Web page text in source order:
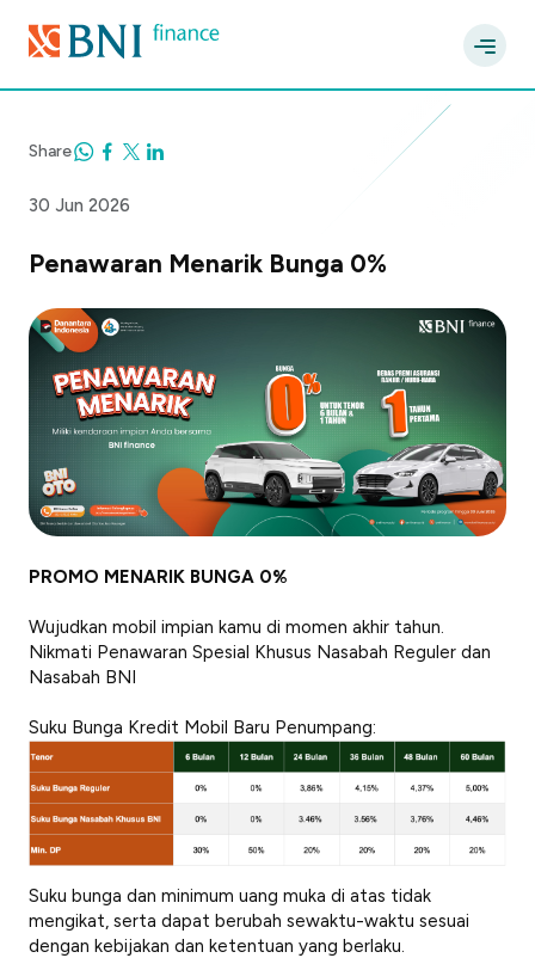
30 Jun 2026
Share
Penawaran Menarik Bunga 0%
PROMO MENARIK BUNGA 0%
Wujudkan mobil impian kamu di momen akhir tahun.
Nikmati Penawaran Spesial Khusus Nasabah Reguler dan
Nasabah BNI
Suku Bunga Kredit Mobil Baru Penumpang:
Suku bunga dan minimum uang muka di atas tidak
mengikat, serta dapat berubah sewaktu-waktu sesuai
dengan kebijakan dan ketentuan yang berlaku.